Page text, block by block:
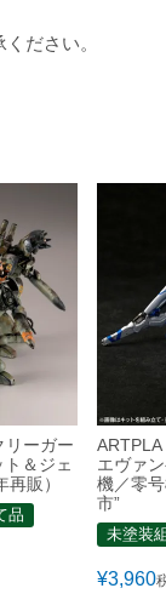
ださい。
リーガー
＆ジェ
販）
品
ARTPLA
エヴァ
機／零号
市”
未塗装
¥3,960